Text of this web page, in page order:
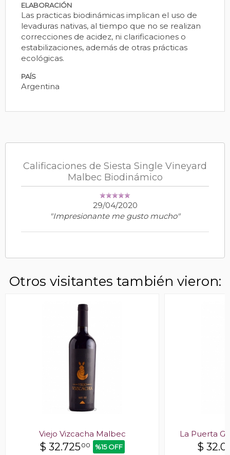
ELABORACIÓN
Las practicas biodinámicas implican el uso de
levaduras nativas, al tiempo que no se realizan
correcciones de acidez, ni clarificaciones o
estabilizaciones, además de otras prácticas
ecológicas.
PAÍS
Argentina
Calificaciones de Siesta Single Vineyard
Malbec Biodinámico
29/04/2020
"Impresionante me gusto mucho"
Otros visitantes también vieron:
Viejo Vizcacha Malbec
$ 32.72500 %15 OFF
La Puerta
$